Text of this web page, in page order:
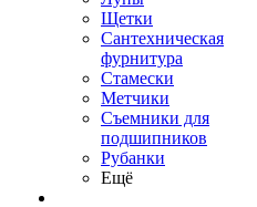
Щетки
Сантехническая
фурнитура
Стамески
Метчики
Съемники для
подшипников
Рубанки
Ещё